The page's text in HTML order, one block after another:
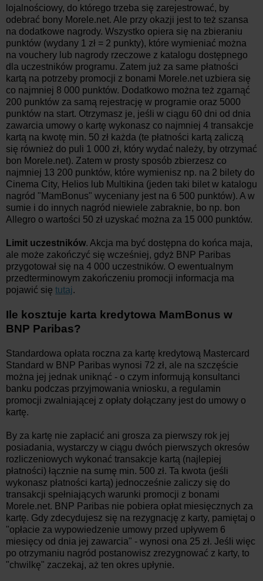
lojalnościowy, do którego trzeba się zarejestrować, by
odebrać bony Morele.net. Ale przy okazji jest to też szansa
na dodatkowe nagrody. Wszystko opiera się na zbieraniu
punktów (wydany 1 zł = 2 punkty), które wymieniać można
na vouchery lub nagrody rzeczowe z katalogu dostępnego
dla uczestników programu. Zatem już za same płatności
kartą na potrzeby promocji z bonami Morele.net uzbiera się
co najmniej 8 000 punktów. Dodatkowo można też zgarnąć
200 punktów za samą rejestrację w programie oraz 5000
punktów na start. Otrzymasz je, jeśli w ciągu 60 dni od dnia
zawarcia umowy o kartę wykonasz co najmniej 4 transakcje
kartą na kwotę min. 50 zł każda (te płatności kartą zaliczą
się również do puli 1 000 zł, który wydać należy, by otrzymać
bon Morele.net). Zatem w prosty sposób zbierzesz co
najmniej 13 200 punktów, które wymienisz np. na 2 bilety do
Cinema City, Helios lub Multikina (jeden taki bilet w katalogu
nagród "MamBonus" wyceniany jest na 6 500 punktów). A w
sumie i do innych nagród niewiele zabraknie, bo np. bon
Allegro o wartości 50 zł uzyskać można za 15 000 punktów.
Limit uczestników. Akcja ma być dostępna do końca maja,
ale może zakończyć się wcześniej, gdyż BNP Paribas
przygotował się na 4 000 uczestników. O ewentualnym
przedterminowym zakończeniu promocji informacja ma
pojawić się tutaj.
Ile kosztuje karta kredytowa MamBonus w
BNP Paribas?
Standardowa opłata roczna za kartę kredytową Mastercard
Standard w BNP Paribas wynosi 72 zł, ale na szczęście
można jej jednak uniknąć - o czym informują konsultanci
banku podczas przyjmowania wniosku, a regulamin
promocji zwalniającej z opłaty dołączany jest do umowy o
kartę.
By za kartę nie zapłacić ani grosza za pierwszy rok jej
posiadania, wystarczy w ciągu dwóch pierwszych okresów
rozliczeniowych wykonać transakcje kartą (najlepiej
płatności) łącznie na sumę min. 500 zł. Ta kwota (jeśli
wykonasz płatności kartą) jednocześnie zaliczy się do
transakcji spełniających warunki promocji z bonami
Morele.net. BNP Paribas nie pobiera opłat miesięcznych za
kartę. Gdy zdecydujesz się na rezygnację z karty, pamiętaj o
"opłacie za wypowiedzenie umowy przed upływem 6
miesięcy od dnia jej zawarcia" - wynosi ona 25 zł. Jeśli więc
po otrzymaniu nagród postanowisz zrezygnować z karty, to
"chwilkę" zaczekaj, aż ten okres upłynie.